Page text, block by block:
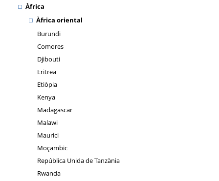
Àfrica
Àfrica oriental
Burundi
Comores
Djibouti
Eritrea
Etiòpia
Kenya
Madagascar
Malawi
Maurici
Moçambic
República Unida de Tanzània
Rwanda